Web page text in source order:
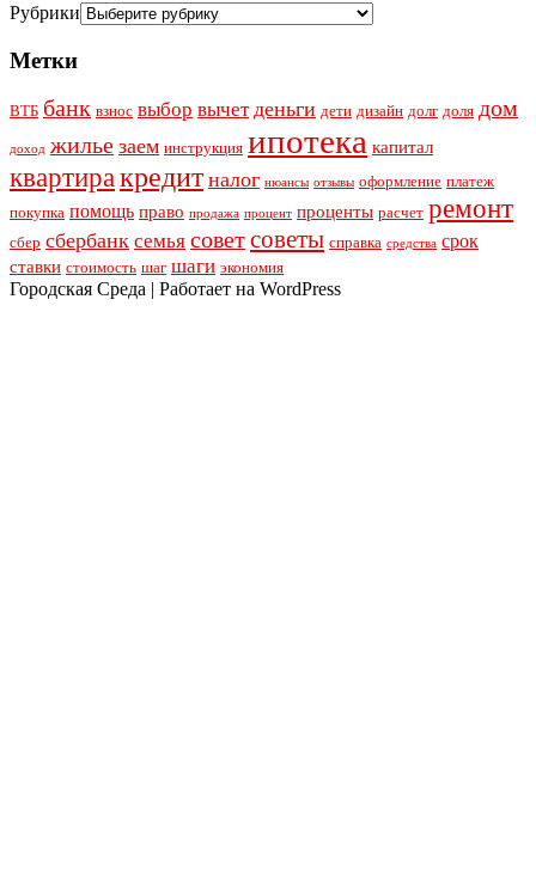
Рубрики
Метки
ВТБ банк взнос выбор вычет деньги дети дизайн долг доля дом
доход жилье заем инструкция ипотека капитал
квартиракредит налог нюансы отзывы оформление платеж
покупка помощь право продажа процент проценты расчет ремонт
сбер сбербанк семья советсоветы справка средства срок
ставки стоимость шаг шаги экономия
Городская Среда | Работает на WordPress